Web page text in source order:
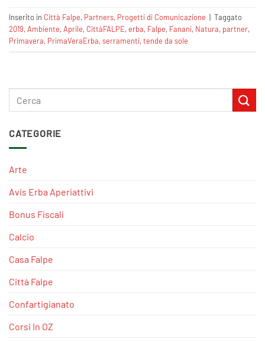
CATEGORIE
Arte
Avis Erba Aperiattivi
Bonus Fiscali
Calcio
Casa Falpe
Città Falpe
Confartigianato
Corsi In OZ
Inserito in Città Falpe, Partners, Progetti di Comunicazione | Taggato
2019,Ambiente,Aprile, CittàFALPE,erba, Falpe, Fanani, Natura, partner,
Primavera, PrimaVeraErba,serramenti,tende da sole